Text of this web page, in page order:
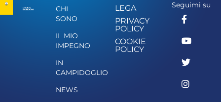
CHI
SONO
IL MIO
IMPEGNO
IN
CAMPIDOGLIO
NEWS
LEGA
PRIVACY
POLICY
COOKIE
POLICY
Seguimi su